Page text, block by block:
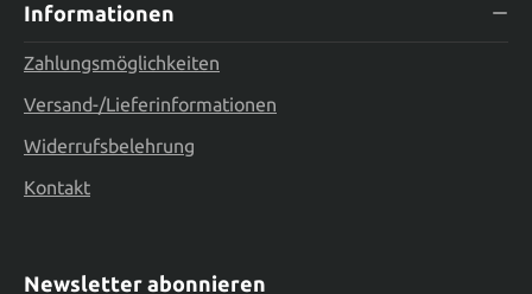
Informationen
Zahlungsmöglichkeiten
Versand-/Lieferinformationen
Widerrufsbelehrung
Kontakt
Newsletter abonnieren